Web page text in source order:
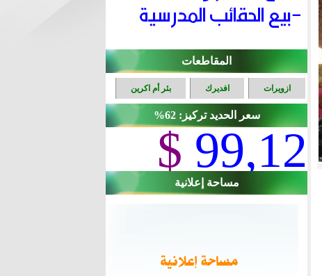
المقاطعات
ازويرات افديرك بئر أم اكرين
سعر الحديد تركيز: 62%
99,12
$
مساحة إعلانية